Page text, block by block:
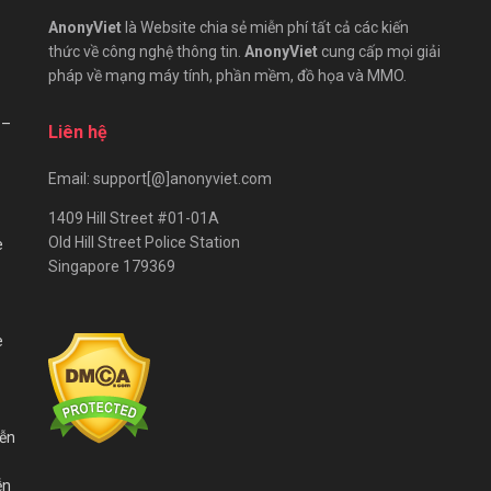
AnonyViet là Website chia sẻ miễn phí tất cả các kiến
thức về công nghệ thông tin. AnonyViet cung cấp mọi giải
pháp về mạng máy tính, phần mềm, đồ họa và MMO.
Liên hệ
Email: support[@]anonyviet.com
1409 Hill Street #01-01A
Old Hill Street Police Station
Singapore 179369